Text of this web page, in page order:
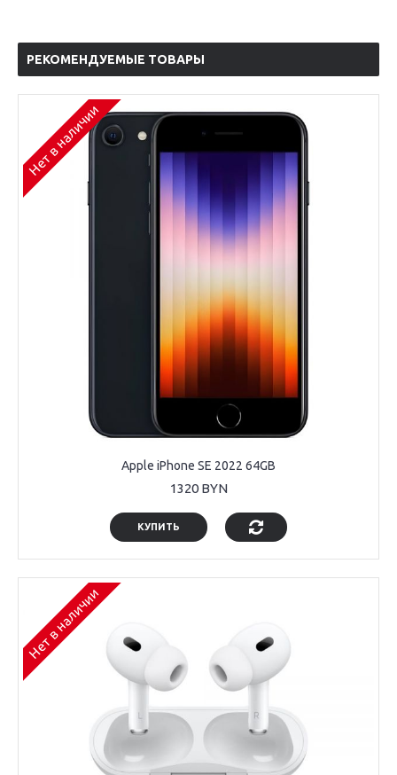
РЕКОМЕНДУЕМЫЕ ТОВАРЫ
Нет в наличии
Apple iPhone SE 2022 64GB
1320 BYN
КУПИТЬ
Нет в наличии